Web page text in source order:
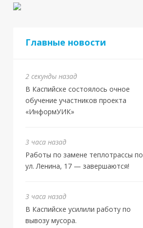
Главные новости
2 секунды назад
В Каспийске состоялось очное
обучение участников проекта
«ИнформУИК»
3 часа назад
Работы по замене теплотрассы по
ул. Ленина, 17 — завершаются!
3 часа назад
В Каспийске усилили работу по
вывозу мусора.